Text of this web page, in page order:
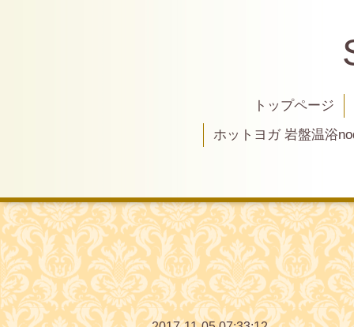
トップページ
ホットヨガ 岩盤温浴